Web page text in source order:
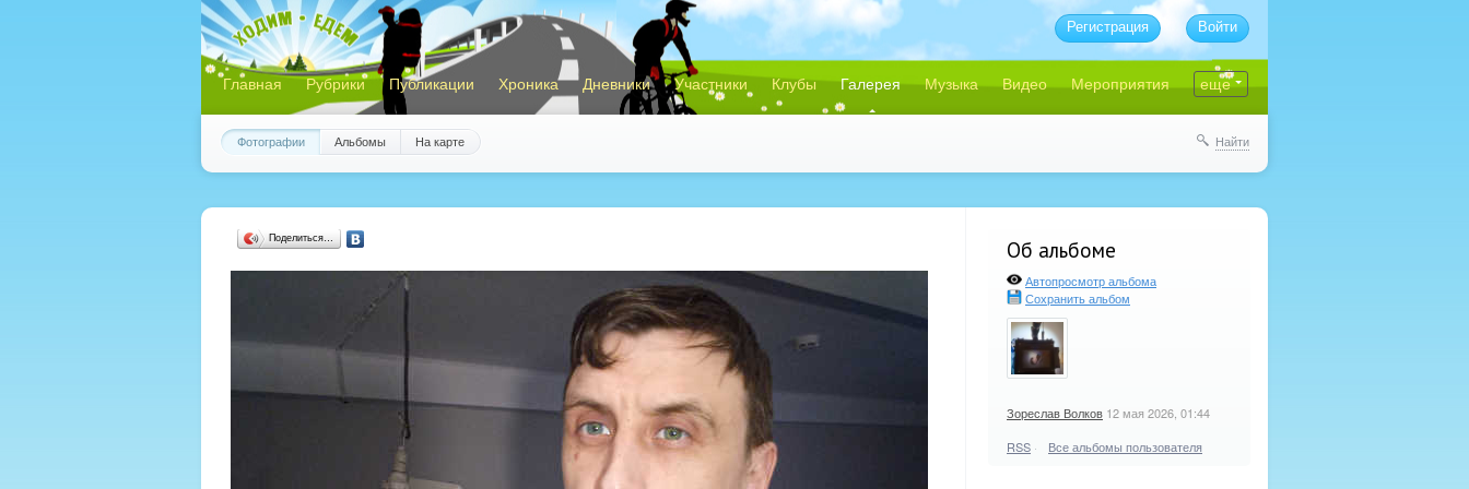
Главная Рубрики Публикации Хроника Дневники Участники Клубы Галерея Музыка Видео Мероприятия еще
Регистрация Войти
Фотографии Альбомы На карте Найти
Об альбоме
Автопросмотр альбома
Сохранить альбом
Зореслав Волков 12 мая 2026, 01:44
RSS · Все альбомы пользователя
Поделиться…